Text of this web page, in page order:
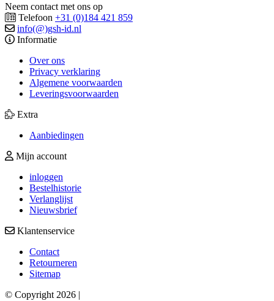
Neem contact met ons op
Telefoon +31 (0)184 421 859
info(@)gsh-id.nl
Informatie
Over ons
Privacy verklaring
Algemene voorwaarden
Leveringsvoorwaarden
Extra
Aanbiedingen
Mijn account
inloggen
Bestelhistorie
Verlanglijst
Nieuwsbrief
Klantenservice
Contact
Retourneren
Sitemap
© Copyright 2026 |